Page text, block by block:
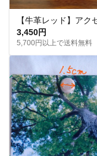
3,450円
5,700円以上で送料無料